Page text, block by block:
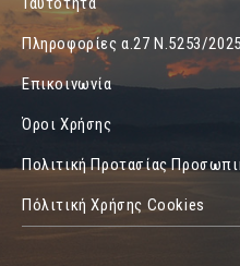
Πληροφορίες α.27 Ν.5253/2025
Επικοινωνία
Όροι Χρήσης
Πολιτική Προτασίας
Πόλιτική Χρήσης Cookies